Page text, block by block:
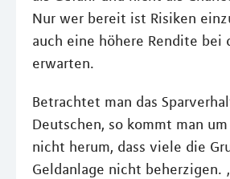
Nur wer bereit ist Risiken
auch eine höhere Rendite bei
erwarten.
Betrachtet man das
Deutschen, so kommt man
nicht herum, dass viele die
Geldanlage nicht beherzigen.